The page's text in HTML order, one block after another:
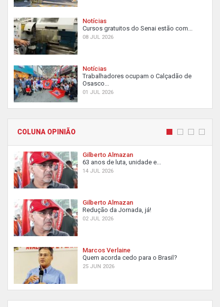
Notícias
Cursos gratuitos do Senai estão com...
08 JUL 2026
Notícias
Trabalhadores ocupam o Calçadão de
Osasco...
01 JUL 2026
COLUNA OPINIÃO
Gilberto Almazan
63 anos de luta, unidade e...
14 JUL 2026
Gilberto Almazan
Redução da Jornada, já!
02 JUL 2026
Marcos Verlaine
Quem acorda cedo para o Brasil?
25 JUN 2026